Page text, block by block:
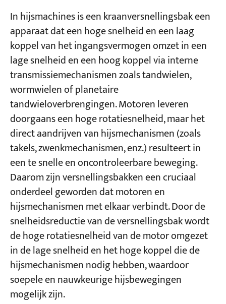
Projecten
Bloggen
Nieuws
Toepassingen
Over ons
Contacteer ons
In hijsmachines is een kraanversnellingsbak een
apparaat dat een hoge snelheid en een laag
koppel van het ingangsvermogen omzet in een
lage snelheid en een hoog koppel via interne
transmissiemechanismen zoals tandwielen,
wormwielen of planetaire
tandwieloverbrengingen. Motoren leveren
doorgaans een hoge rotatiesnelheid, maar het
direct aandrijven van hijsmechanismen (zoals
takels, zwenkmechanismen, enz.) resulteert in
een te snelle en oncontroleerbare beweging.
Daarom zijn versnellingsbakken een cruciaal
onderdeel geworden dat motoren en
hijsmechanismen met elkaar verbindt. Door de
snelheidsreductie van de versnellingsbak wordt
de hoge rotatiesnelheid van de motor omgezet
in de lage snelheid en het hoge koppel die de
hijsmechanismen nodig hebben, waardoor
soepele en nauwkeurige hijsbewegingen
mogelijk zijn.